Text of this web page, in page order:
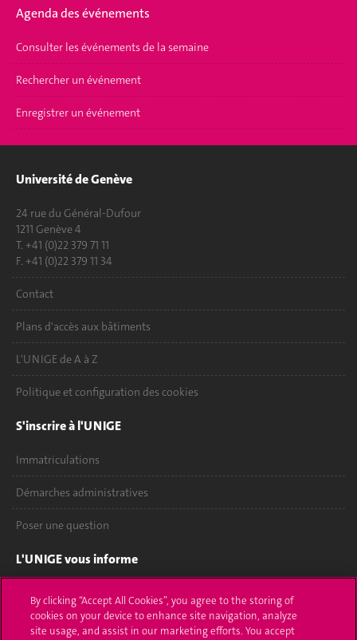
Agenda des événements
Consulter les événements de la semaine
Rechercher un événement
Enregistrer un événement
Université de Genève
24 rue du Général-Dufour
1211 Genève 4
T. +41 (0)22 379 71 11
F. +41 (0)22 379 11 34
Contact
Plans d'accès aux bâtiments
L'UNIGE de A à Z
Politique et configuration des cookies
S'inscrire à l'UNIGE
Immatriculations
Démarches administratives
Poser une question
L'UNIGE vous informe
UNIGE Mobile
Médias
By clicking “Accept All Cookies”, you agree to the storing of
cookies on your device to enhance site navigation, analyze
site usage, and assist in our marketing efforts. You accept